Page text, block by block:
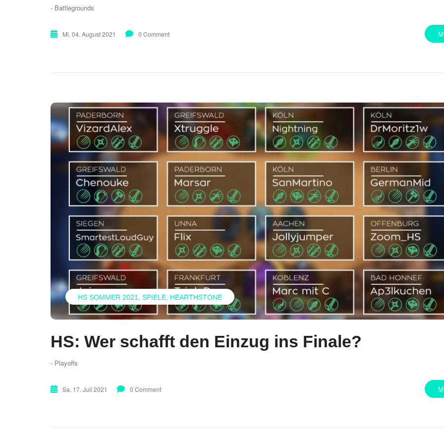
- Battlegrounds
Mi. 04. August 2021 0 Comment
HS SOMMER 2021 SPIELE HEARTHSTONE
HS: Wer schafft den Einzug ins Finale?
- Playoffs
Sa. 17. Juli 2021 0 Comment